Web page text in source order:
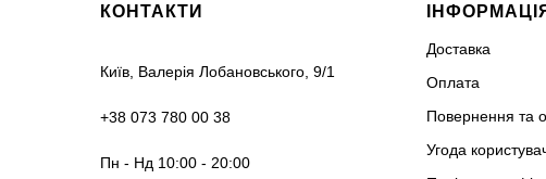
КОНТАКТИ
Київ, Валерія Лобановського, 9/1
+38 073 780 00 38
Пн - Нд 10:00 - 20:00
Доставка
Оплата
Повернення та
Угода